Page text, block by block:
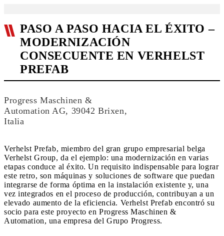
PASO A PASO HACIA EL ÉXITO –
MODERNIZACIÓN
CONSECUENTE EN VERHELST
PREFAB
Progress Maschinen &
Automation AG, 39042 Brixen,
Italia
Verhelst Prefab, miembro del gran grupo empresarial belga
Verhelst Group, da el ejemplo: una modernización en varias
etapas conduce al éxito. Un requisito indispensable para lograr
este retro, son máquinas y soluciones de software que puedan
integrarse de forma óptima en la instalación existente y, una
vez integrados en el proceso de producción, contribuyan a un
elevado aumento de la eficiencia. Verhelst Prefab encontró su
socio para este proyecto en Progress Maschinen &
Automation, una empresa del Grupo Progress.